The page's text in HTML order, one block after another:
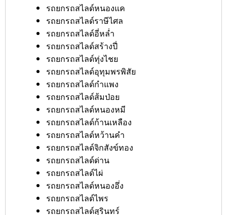
รถยกรถสไลด์หนองแค
รถยกรถสไลด์ราษีไศล
รถยกรถสไลด์อี่หล่ำ
รถยกรถสไลด์สร้างปี่
รถยกรถสไลด์ทุ่งไชย
รถยกรถสไลด์อุทุมพรพิสัย
รถยกรถสไลด์กำแพง
รถยกรถสไลด์ส้มป่อย
รถยกรถสไลด์หนองหมี
รถยกรถสไลด์ก้านเหลือง
รถยกรถสไลด์หว้านคำ
รถยกรถสไลด์จิกสังข์ทอง
รถยกรถสไลด์ด่าน
รถยกรถสไลด์ไผ่
รถยกรถสไลด์หนองอึ่ง
รถยกรถสไลด์ไพร
รถยกรถสไลด์สุรินทร์